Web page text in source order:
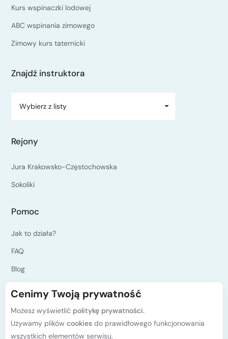
apteczka,
Warunki zapisania na kurs:
młodzież od 16 roku życia. W przypadku osób
niepełnoletnich wymagana jest pisemna zgodna obojga
Na udział w kursie nie jest wymagane przygotowanie
fizyczna i psychiczna.
Kurs wspinaczki lodowej
ABC wspinania zimowego
Zimowy kurs taternicki
Znajdź instruktora
Wybierz z listy
Rejony
Jura Krakowsko-Częstochowska
Sokoliki
Pomoc
Jak to działa?
FAQ
Blog
Polityka prywatności
Cenimy Twoją prywatność
Możesz wyświetlić politykę prywatności.
Używamy plików cookiesdo prawidłowego funkcjonowania
wszystkich elementów serwisu.